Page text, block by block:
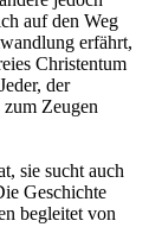
auf den Weg
erfährt,
Christentum
der
Zeugen
sie sucht auch
Geschichte
begleitet von